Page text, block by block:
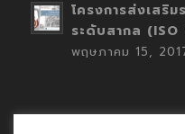
โครงการส่งเสริ
ระดับสากล
พฤษภาคม 15,